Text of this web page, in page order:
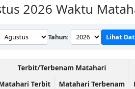
2026 Waktu
Tahun: Lihat
Terbit/Terbenam Matahari
Terbit
Matahari Terbenam